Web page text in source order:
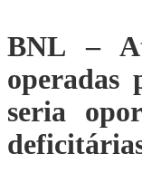
BNL –
operadas
seria